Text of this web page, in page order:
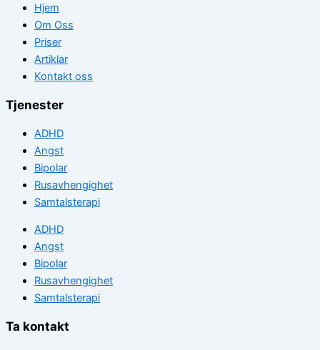
Hjem
Om Oss
Priser
Artiklar
Kontakt oss
Tjenester
ADHD
Angst
Bipolar
Rusavhengighet
Samtalsterapi
ADHD
Angst
Bipolar
Rusavhengighet
Samtalsterapi
Ta kontakt